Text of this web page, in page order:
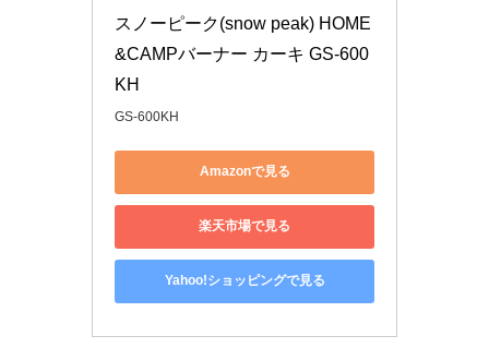
スノーピーク(snow peak) HOME
&CAMPバーナー カーキ GS-600
KH
GS-600KH
Amazonで見る
楽天市場で見る
Yahoo!ショッピングで見る